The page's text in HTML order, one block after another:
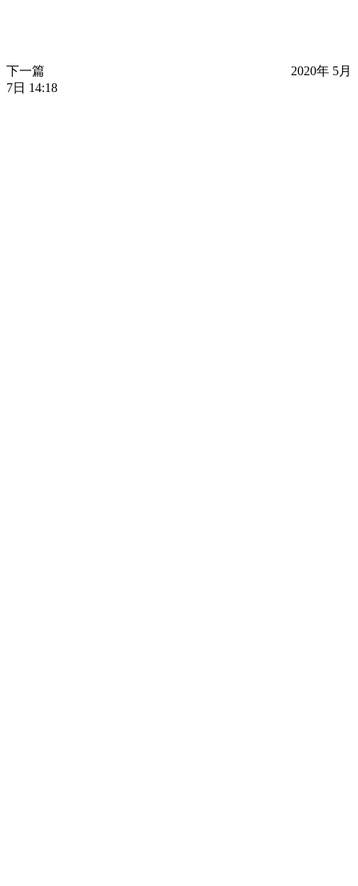
下一篇
2020年 5月
7日 14:18